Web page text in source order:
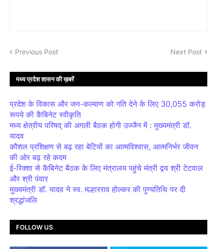
Previous Post Next Post
मध्य प्रदेश शासन की ख़बरें
प्रदेश के विकास और जन-कल्याण को गति देने के लिए 30,055 करोड़
रूपये की कैबिनेट स्वीकृति
मध्य क्षेत्रीय परिषद् की अगली बैठक होगी उज्जैन में : मुख्यमंत्री डॉ.
यादव
कौशल प्रशिक्षण से बढ़ रहा बेटियों का आत्मविश्वास, आत्मनिर्भर जीवन
की ओर बढ़ रहे कदम
ई-रिक्शा से कैबिनेट बैठक के लिए मंत्रालय पहुंचे मंत्री द्वय श्री टेटवाल
और श्री पंवार
मुख्यमंत्री डॉ. यादव ने स्व. मल्हारराव होल्कर की पुण्यतिथि पर दी
श्रद्धांजलि
FOLLOW US